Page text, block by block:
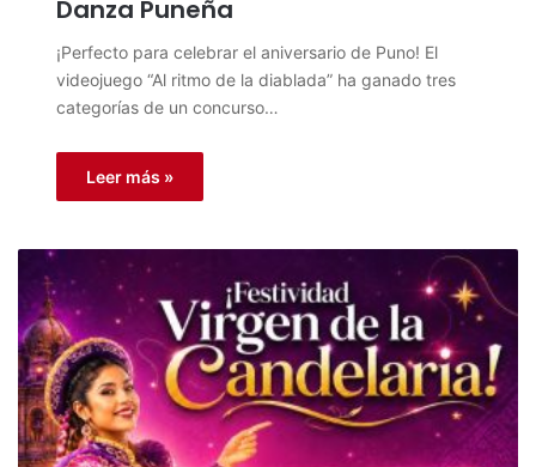
Danza Puneña
¡Perfecto para celebrar el aniversario de Puno! El
videojuego “Al ritmo de la diablada” ha ganado tres
categorías de un concurso…
Leer más »